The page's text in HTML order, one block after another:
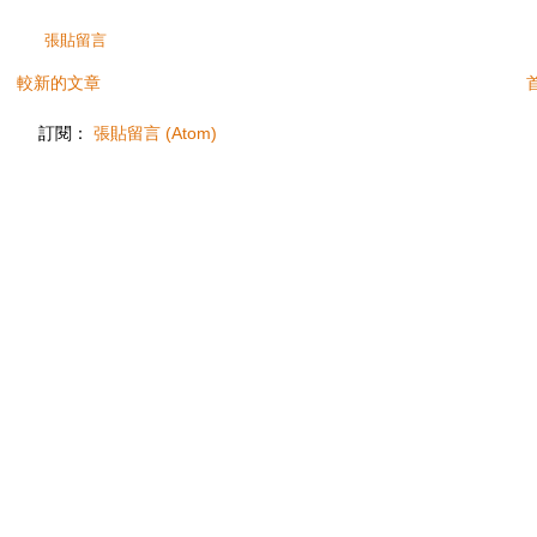
張貼留言
較新的文章
訂閱： 張貼留言 (Atom)